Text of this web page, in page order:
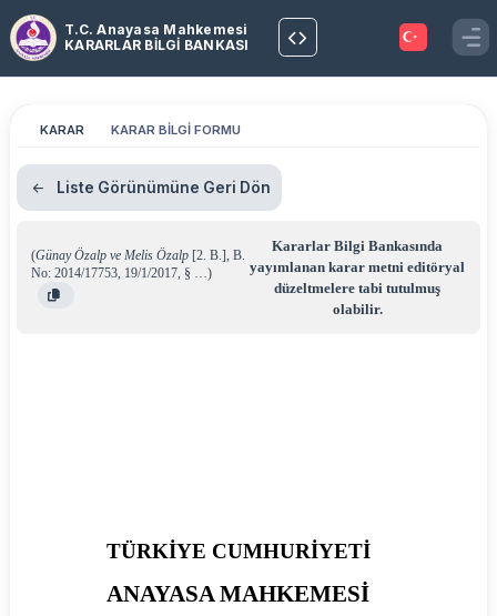
T.C. Anayasa Mahkemesi
KARARLAR BİLGİ BANKASI
KARAR KARAR BİLGİ FORMU
Liste Görünümüne Geri Dön
(Günay Özalp ve Melis Özalp [2. B.], B.
No: 2014/17753, 19/1/2017, § …)
Kararlar Bilgi Bankasında
yayımlanan karar metni editöryal
düzeltmelere tabi tutulmuş
olabilir.